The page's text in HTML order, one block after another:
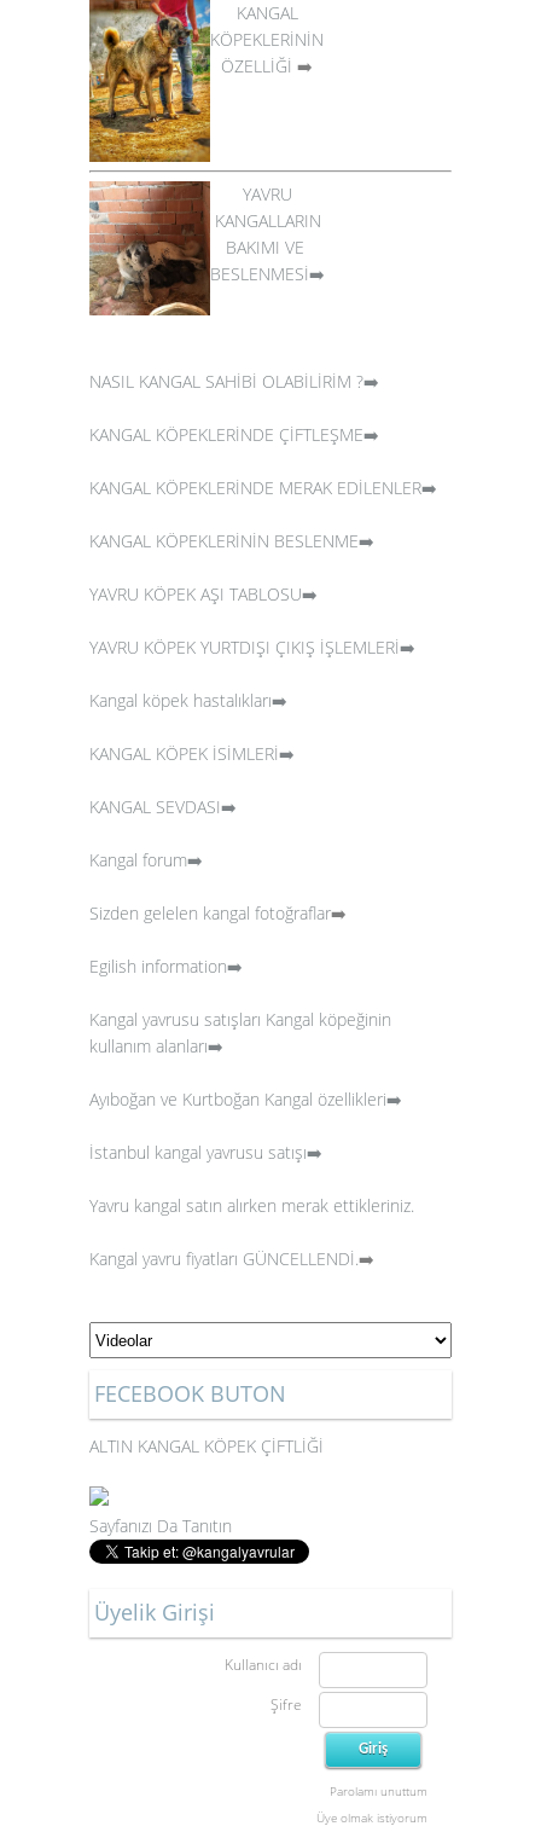
KANGAL
KÖPEKLERİNİN
ÖZELLİĞİ ➡️
YAVRU
KANGALLARIN
BAKIMI VE
BESLENMESİ➡️
NASIL KANGAL SAHİBİ OLABİLİRİM ?➡️
KANGAL KÖPEKLERİNDE ÇİFTLEŞME➡️
KANGAL KÖPEKLERİNDE MERAK EDİLENLER➡️
KANGAL KÖPEKLERİNİN BESLENME➡️
YAVRU KÖPEK AŞI TABLOSU➡️
YAVRU KÖPEK YURTDIŞI ÇIKIŞ İŞLEMLERİ➡️
Kangal köpek hastalıkları➡️
KANGAL KÖPEK İSİMLERİ➡️
KANGAL SEVDASI➡️
Kangal forum➡️
Sizden gelelen kangal fotoğraflar➡️
Egilish information➡️
Kangal yavrusu satışları Kangal köpeğinin
kullanım alanları➡️
Ayıboğan ve Kurtboğan Kangal özellikleri➡️
İstanbul kangal yavrusu satışı➡️
Yavru kangal satın alırken merak ettikleriniz.
Kangal yavru fiyatları GÜNCELLENDİ.➡️
FECEBOOK BUTON
ALTIN KANGAL KÖPEK ÇİFTLİĞİ
Sayfanızı Da Tanıtın
Üyelik Girişi
Kullanıcı adı
Şifre
Parolamı unuttum
Üye olmak istiyorum